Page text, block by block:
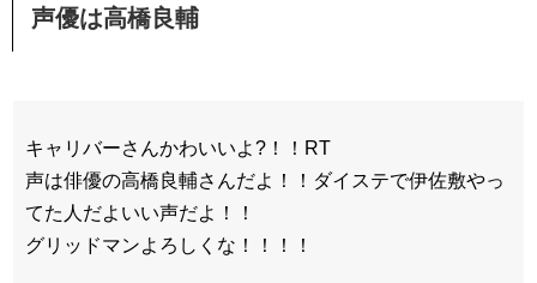
声優は高橋良輔
キャリバーさんかわいいよ?！！RT
声は俳優の高橋良輔さんだよ！！ダイステで伊佐敷やっ
てた人だよいい声だよ！！
グリッドマンよろしくな！！！！